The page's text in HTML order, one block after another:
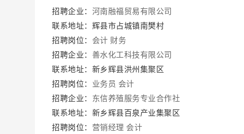
招聘企业： 河南融福贸易有限公司
联系地址：辉县市占城镇南樊村
招聘岗位： 会计 财务
招聘企业： 善水化工科技有限公司
联系地址：新乡辉县洪州集聚区
招聘岗位： 业务员 会计
招聘企业： 东信养殖服务专业合作社
联系地址：新乡辉县百泉产业集聚区
招聘岗位： 营销经理 会计